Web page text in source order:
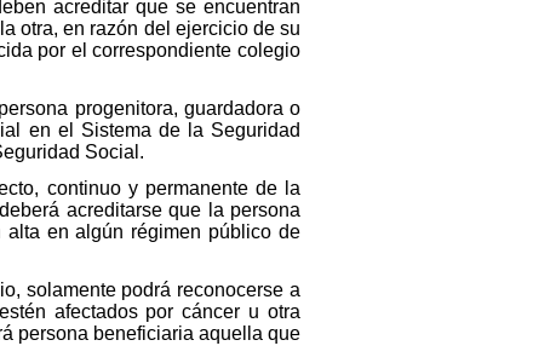
acreditar que se encuentran
otra, en razón del ejercicio de su
por el correspondiente colegio
progenitora, guardadora o
en el Sistema de la Seguridad
Social.
continuo y permanente de la
acreditarse que la persona
en algún régimen público de
solamente podrá reconocerse a
afectados por cáncer u otra
persona beneficiaria aquella que